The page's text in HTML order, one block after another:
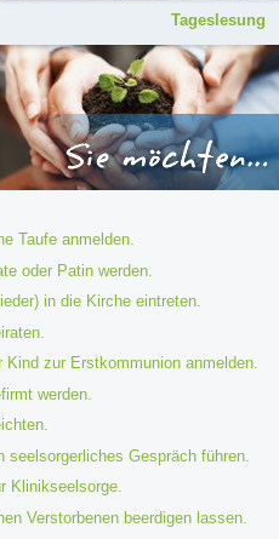
Tageslesung
Taufe anmelden.
oder Patin werden.
in die Kirche eintreten.
Kind zur Erstkommunion anmelden.
werden.
seelsorgerliches Gespräch führen.
Klinikseelsorge.
Verstorbenen beerdigen lassen.